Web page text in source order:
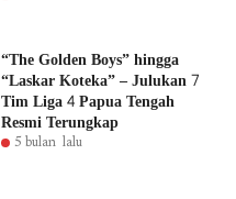
“The Golden Boys” hingga
“Laskar Koteka” – Julukan 7
Tim Liga 4 Papua Tengah
Resmi Terungkap
5 bulan lalu